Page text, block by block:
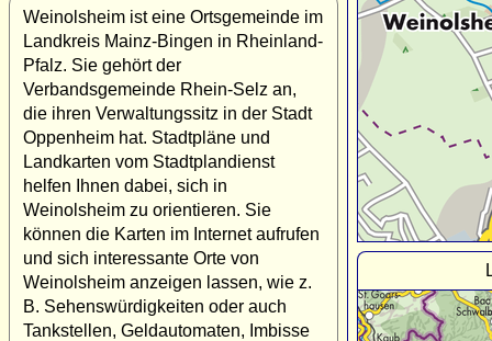
Weinolsheim ist eine Ortsgemeinde im
Landkreis Mainz-Bingen in Rheinland-
Pfalz. Sie gehört der
Verbandsgemeinde Rhein-Selz an,
die ihren Verwaltungssitz in der Stadt
Oppenheim hat. Stadtpläne und
Landkarten vom Stadtplandienst
helfen Ihnen dabei, sich in
Weinolsheim zu orientieren. Sie
können die Karten im Internet aufrufen
und sich interessante Orte von
Weinolsheim anzeigen lassen, wie z.
B. Sehenswürdigkeiten oder auch
Tankstellen, Geldautomaten, Imbisse